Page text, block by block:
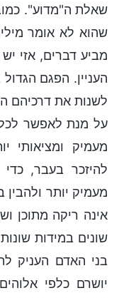
שאלת ה"מדוע".
שהוא לא אומר
מביע דברים, אזי
העניין. הפגם
לשנות את דרכיהם
על מנת לאפשר
מעמיק ומציאותי
להיזכר בעבר,
מעמיק יותר
אינה ריקה מתוכן
שונים במידות
בני האדם העניק
יושרם כלפי